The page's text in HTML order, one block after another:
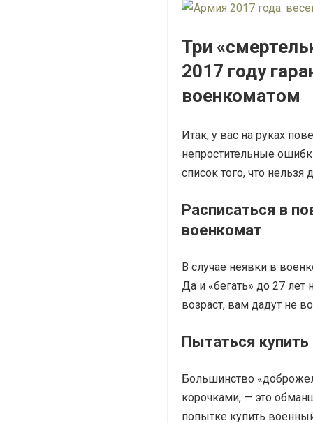
Три
2017 году
военкоматом
Итак, у вас на руках
непростительные
список того, что нельзя
Расписаться в
военкомат
В случае неявки в
Да и «бегать» до 27 лет
возраст, вам дадут не
Пытаться
Большинство
корочками, — это
попытке купить